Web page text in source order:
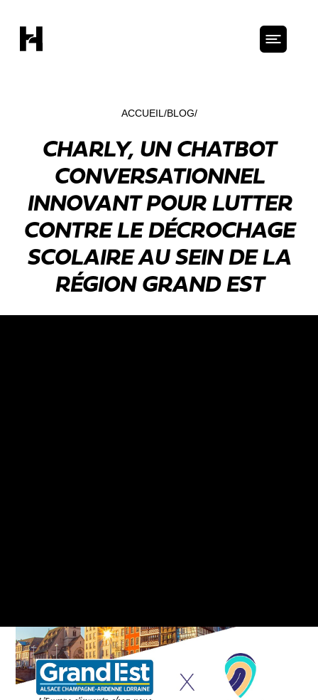
ACCUEIL BLOG
CHARLY, UN CHATBOT
CONVERSATIONNEL
INNOVANT POUR LUTTER
CONTRE LE DÉCROCHAGE
SCOLAIRE AU SEIN DE LA
RÉGION GRAND EST